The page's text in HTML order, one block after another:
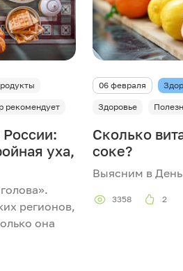
рекомендует
уха,
регионов,
она
06 февраля
Здоровье
Сколько
соке?
Выясним в
3358 2